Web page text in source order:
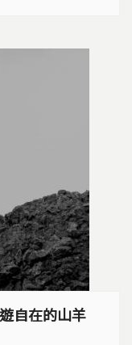
自在的山羊